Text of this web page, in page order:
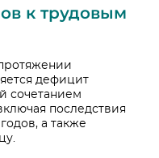
к трудовым
дефицит
сочетанием
последствия
а также